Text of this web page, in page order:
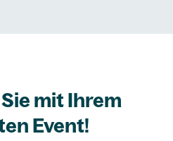
mit Ihrem
Event!